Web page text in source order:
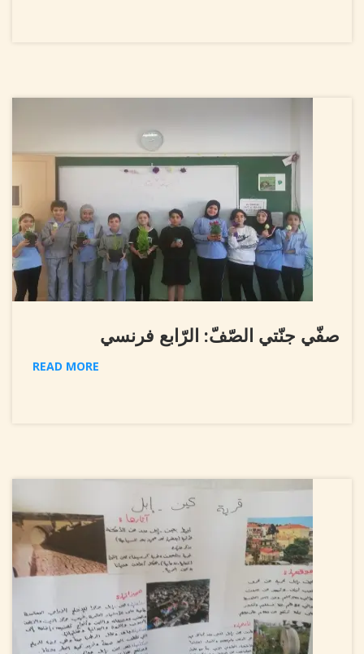
صفّي جنّتي الصّفّ: الرّابع فرنسي
READ MORE